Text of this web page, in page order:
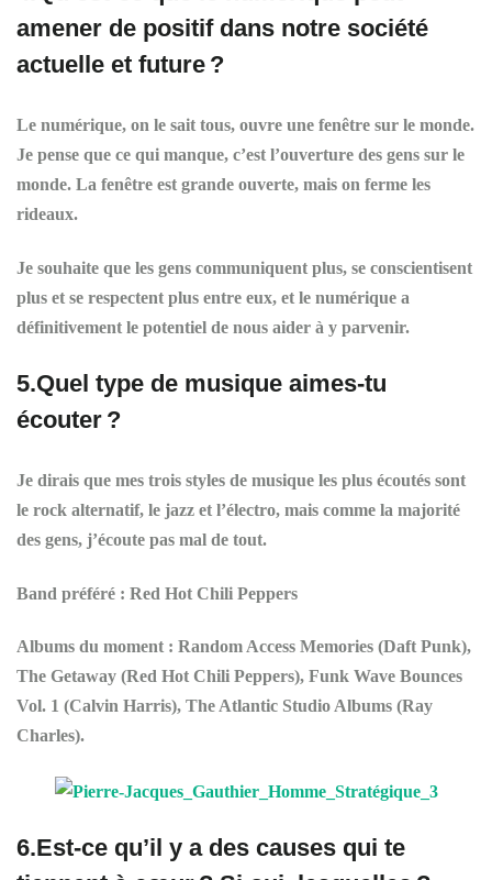
amener de positif dans notre société
actuelle et future ?
Le numérique, on le sait tous, ouvre une fenêtre sur le monde.
Je pense que ce qui manque, c’est l’ouverture des gens sur le
monde. La fenêtre est grande ouverte, mais on ferme les
rideaux.
Je souhaite que les gens communiquent plus, se conscientisent
plus et se respectent plus entre eux, et le numérique a
définitivement le potentiel de nous aider à y parvenir.
5.Quel type de musique aimes-tu
écouter ?
Je dirais que mes trois styles de musique les plus écoutés sont
le rock alternatif, le jazz et l’électro, mais comme la majorité
des gens, j’écoute pas mal de tout.
Band préféré : Red Hot Chili Peppers
Albums du moment : Random Access Memories (Daft Punk),
The Getaway (Red Hot Chili Peppers), Funk Wave Bounces
Vol. 1 (Calvin Harris), The Atlantic Studio Albums (Ray
Charles).
6.Est-ce qu’il y a des causes qui te